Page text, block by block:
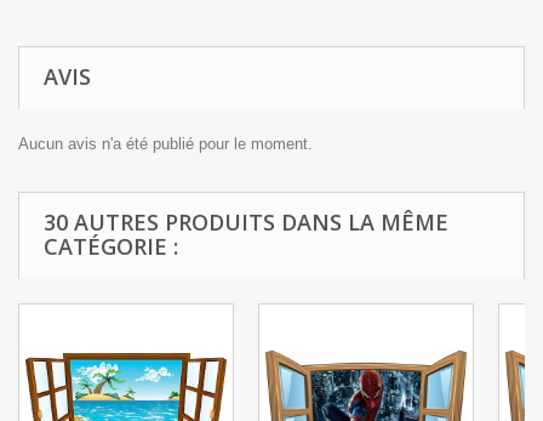
AVIS
Aucun avis n'a été publié pour le moment.
30 AUTRES PRODUITS DANS LA MÊME
CATÉGORIE :